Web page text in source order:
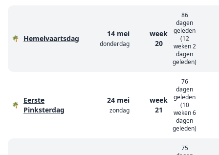
🌴 Hemelvaartsdag
14 mei
donderdag
week
20
86
dagen
geleden
(12
weken 2
dagen
geleden)
🌴
Eerste
Pinksterdag
24 mei
zondag
week
21
76
dagen
geleden
(10
weken 6
dagen
geleden)
75